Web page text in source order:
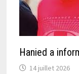
Hanied a
14 juillet 2026